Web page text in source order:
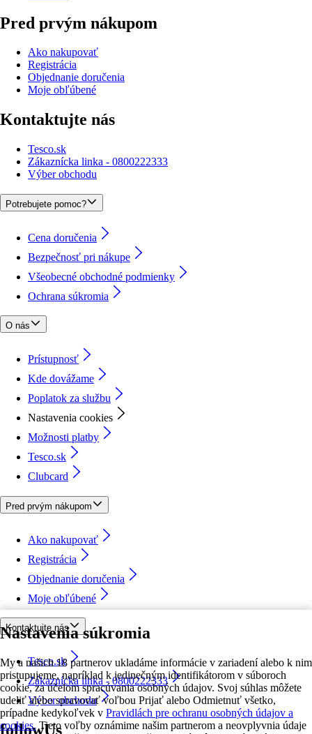
Nastavenia súkromia
My a našich 18 partnerov ukladáme informácie v zariadení alebo k nim
pristupujeme, napríklad k jedinečným identifikátorom v súboroch
cookie, za účelom spracúvania osobných údajov. Svoj súhlas môžete
udeliť alebo spravovať voľbou Prijať alebo Odmietnuť všetko,
prípadne kedykoľvek v Pravidlách pre ochranu osobných údajov a
cookies. Tieto voľby oznámime našim partnerom a neovplyvnia údaje
Pred prvým nákupom
Ako nakupovať
Registrácia
Objednanie doručenia
Moje obľúbené
Kontaktujte nás
Tesco.sk
Zákaznícka linka - 0800222333
Výber obchodu
Potrebujete pomoc?
Cena doručenia
Bezpečnosť pri nákupe
Všeobecné obchodné podmienky
Ochrana súkromia
O nás
Prístupnosť
Kde dovážame
Poplatok za službu
Nastavenia cookies
Možnosti platby
Tesco.sk
Clubcard
Pred prvým nákupom
Ako nakupovať
Registrácia
Objednanie doručenia
Moje obľúbené
Kontaktujte nás
Tesco.sk
Zákaznícka linka - 0800222333
Výber obchodu
followUs